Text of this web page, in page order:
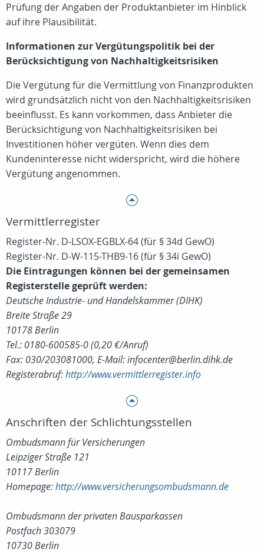
Prüfung der Angaben der Produktanbieter im Hinblick
auf ihre Plausibilität.
Informationen zur Vergütungspolitik bei der
Berücksichtigung von Nachhaltigkeitsrisiken
Die Vergütung für die Vermittlung von Finanzprodukten
wird grundsätzlich nicht von den Nachhaltigkeitsrisiken
beeinflusst. Es kann vorkommen, dass Anbieter die
Berücksichtigung von Nachhaltigkeitsrisiken bei
Investitionen höher vergüten. Wenn dies dem
Kundeninteresse nicht widerspricht, wird die höhere
Vergütung angenommen.
Vermittlerregister
Register-Nr. D-LSOX-EGBLX-64 (für § 34d GewO)
Register-Nr. D-W-115-THB9-16 (für § 34i GewO)
Die Eintragungen können bei der gemeinsamen
Registerstelle geprüft werden:
Deutsche Industrie- und Handelskammer (DIHK)
Breite Straße 29
10178 Berlin
Tel.: 0180-600585-0 (0,20 €/Anruf)
Fax: 030/203081000, E-Mail: infocenter@berlin.dihk.de
Registerabruf:http://www.vermittlerregister.info
Anschriften der Schlichtungsstellen
Ombudsmann für Versicherungen
Leipziger Straße 121
10117 Berlin
Homepage:http://www.versicherungsombudsmann.de
Ombudsmann der privaten Bausparkassen
Postfach 303079
10730 Berlin